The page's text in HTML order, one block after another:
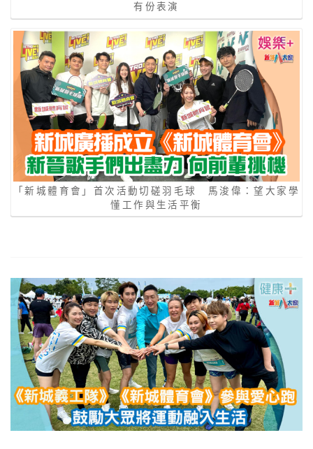
有份表演
「新城體育會」首次活動切磋羽毛球 馬浚偉：望大家學
懂工作與生活平衡